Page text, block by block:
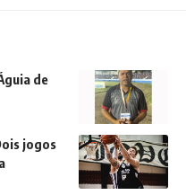
de
jogos